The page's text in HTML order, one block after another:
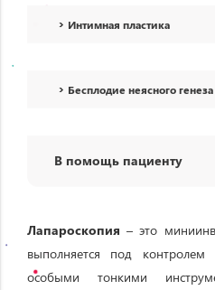
Интимная пластика
Бесплодие неясного генеза
В помощь пациенту
Лапароскопия – это
выполняется под контролем
особыми тонкими